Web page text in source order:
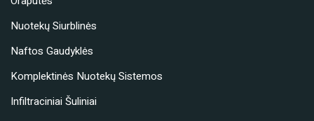
Nuotekų Siurblinės
Naftos Gaudyklės
Komplektinės Nuotekų Sistemos
Infiltraciniai Šuliniai